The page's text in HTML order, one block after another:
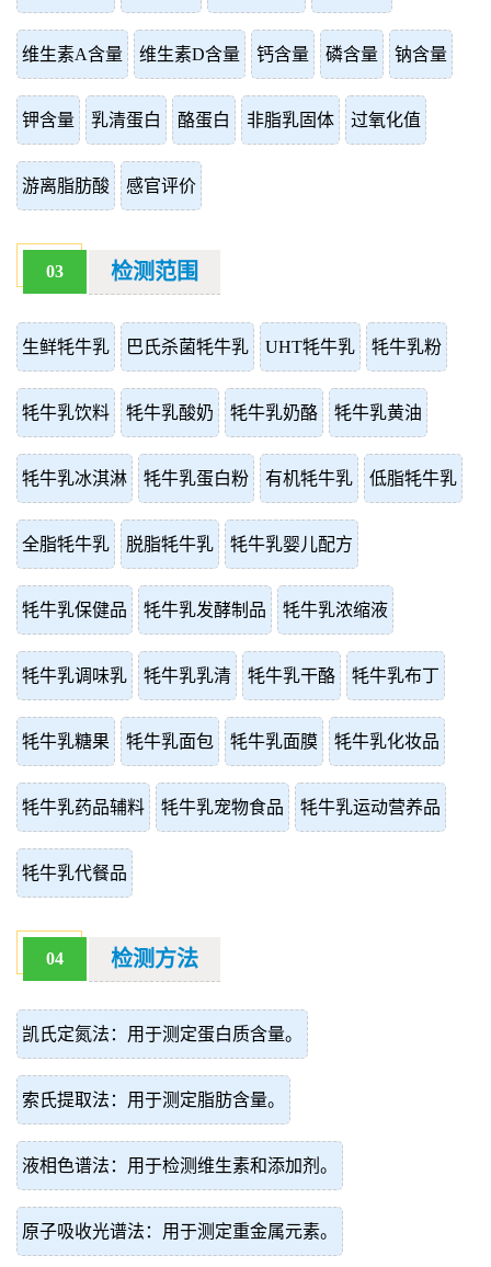
维生素A含量 维生素D含量 钙含量 磷含量 钠含量
钾含量 乳清蛋白 酪蛋白 非脂乳固体 过氧化值
游离脂肪酸 感官评价
03 检测范围
生鲜牦牛乳 巴氏杀菌牦牛乳 UHT牦牛乳 牦牛乳粉
牦牛乳饮料 牦牛乳酸奶 牦牛乳奶酪 牦牛乳黄油
牦牛乳冰淇淋 牦牛乳蛋白粉 有机牦牛乳 低脂牦牛乳
全脂牦牛乳 脱脂牦牛乳 牦牛乳婴儿配方
牦牛乳保健品 牦牛乳发酵制品 牦牛乳浓缩液
牦牛乳调味乳 牦牛乳乳清 牦牛乳干酪 牦牛乳布丁
牦牛乳糖果 牦牛乳面包 牦牛乳面膜 牦牛乳化妆品
牦牛乳药品辅料 牦牛乳宠物食品 牦牛乳运动营养品
牦牛乳代餐品
04 检测方法
凯氏定氮法：用于测定蛋白质含量。
索氏提取法：用于测定脂肪含量。
液相色谱法：用于检测维生素和添加剂。
原子吸收光谱法：用于测定重金属元素。